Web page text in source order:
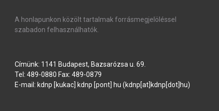
A honlapunkon közölt tartalmak forrásmegjelöléssel
szabadon felhasználhatók.
Címünk: 1141 Budapest, Bazsarózsa u. 69.
Tel: 489-0880 Fax: 489-0879
E-mail: kdnp [kukac] kdnp [pont] hu (kdnp[at]kdnp[dot]hu)